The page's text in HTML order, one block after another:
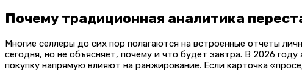
Почему традиционная аналитика
Многие селлеры до сих пор полагаются на встроенные отчеты
сегодня, но не объясняет, почему и что будет завтра. В 2026
покупку напрямую влияют на ранжирование. Если карточка